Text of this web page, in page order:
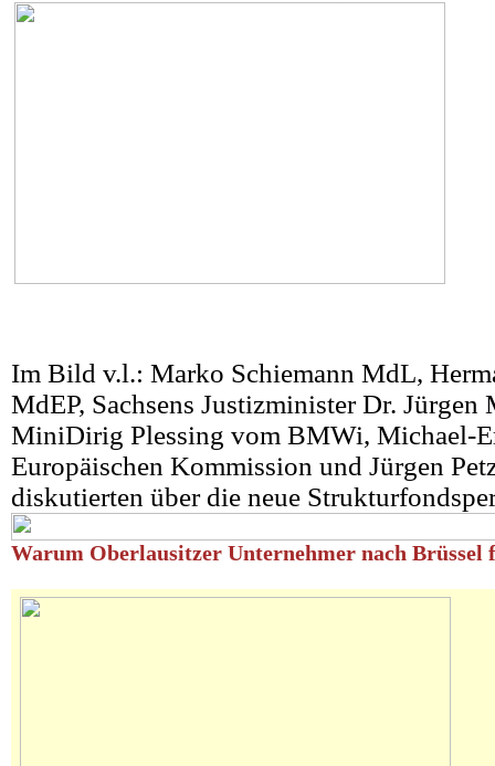
Im Bild v.l.: Marko Schiemann MdL,
MdEP, Sachsens Justizminister Dr. Jürgen
MiniDirig Plessing vom BMWi, Michael-
Europäischen Kommission und Jürgen
diskutierten über die neue
Warum Oberlausitzer Unternehmer nach Brüssel